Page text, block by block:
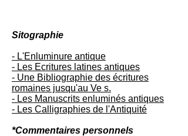
Sitographie
- L'Enluminure antique
- Les Ecritures latines antiques
- Une Bibliographie des écritures
romaines jusqu'au Ve s.
- Les Manuscrits enluminés antiques
- Les Calligraphies de l'Antiquité
*Commentaires personnels